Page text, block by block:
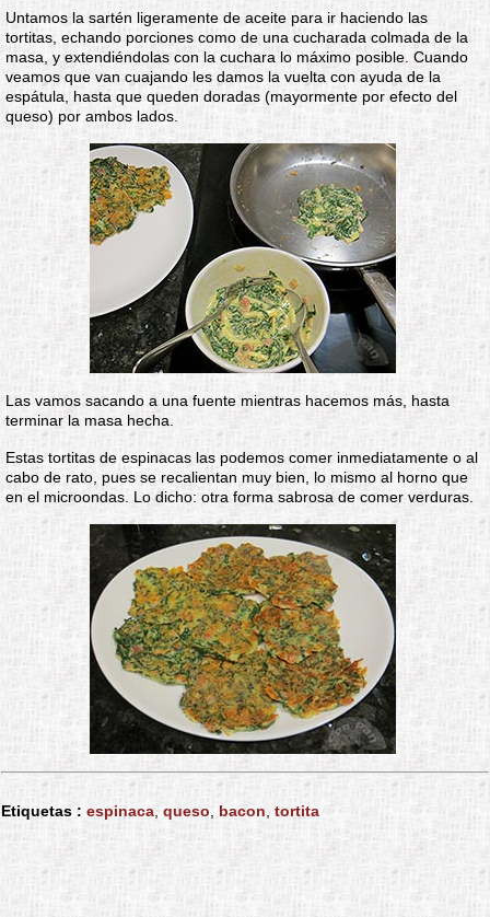
Untamos la sartén ligeramente de aceite para ir haciendo las
tortitas, echando porciones como de una cucharada colmada de la
masa, y extendiéndolas con la cuchara lo máximo posible. Cuando
veamos que van cuajando les damos la vuelta con ayuda de la
espátula, hasta que queden doradas (mayormente por efecto del
queso) por ambos lados.
Las vamos sacando a una fuente mientras hacemos más, hasta
terminar la masa hecha.
Estas tortitas de espinacas las podemos comer inmediatamente o al
cabo de rato, pues se recalientan muy bien, lo mismo al horno que
en el microondas. Lo dicho: otra forma sabrosa de comer verduras.
Etiquetas : espinaca queso bacon tortita